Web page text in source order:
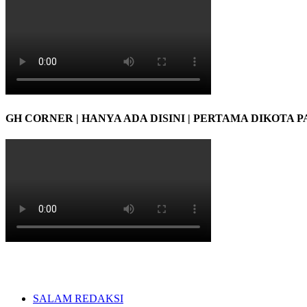
GH CORNER | HANYA ADA DISINI | PERTAMA DIKOTA
SALAM REDAKSI